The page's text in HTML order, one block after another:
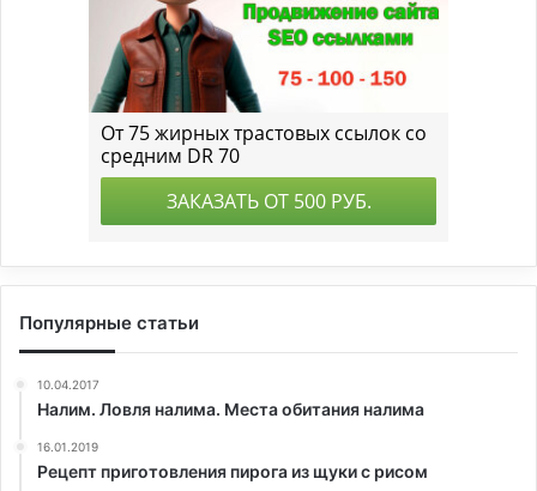
Популярные статьи
10.04.2017
Налим. Ловля налима. Места обитания налима
16.01.2019
Рецепт приготовления пирога из щуки с рисом